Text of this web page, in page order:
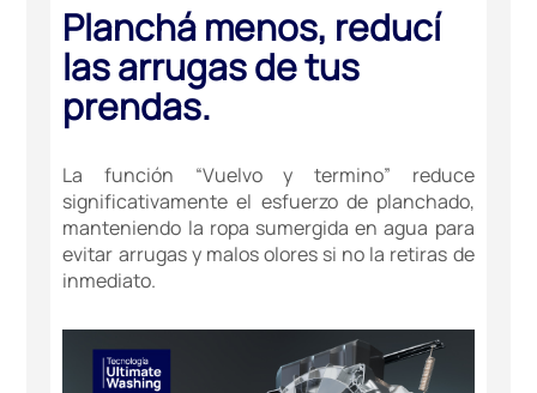
Planchá menos, reducí
las arrugas de tus
prendas.
La función “Vuelvo y termino” reduce
significativamente el esfuerzo de planchado,
manteniendo la ropa sumergida en agua para
evitar arrugas y malos olores si no la retiras de
inmediato.